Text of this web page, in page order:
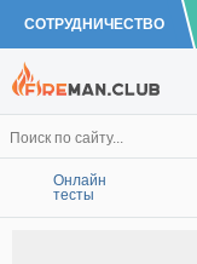
СОТРУДНИЧЕСТВО
Онлайн
тесты